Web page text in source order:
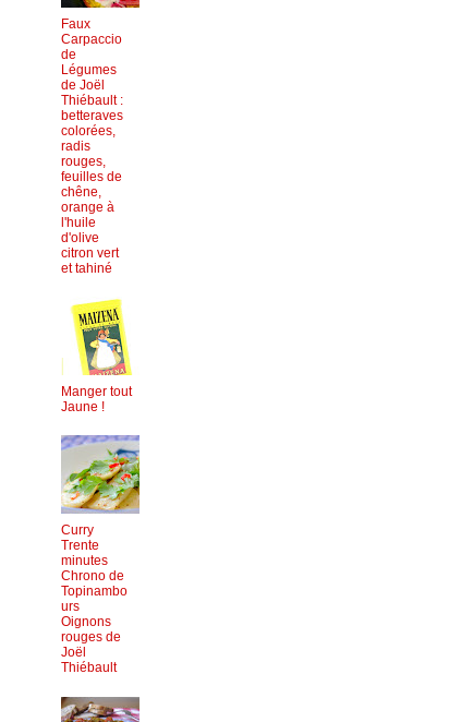
Faux
Carpaccio
de
Légumes
de Joël
Thiébault :
betteraves
colorées,
radis
rouges,
feuilles de
chêne,
orange à
l'huile
d'olive
citron vert
et tahiné
Manger tout
Jaune !
Curry
Trente
minutes
Chrono de
Topinambo
urs
Oignons
rouges de
Joël
Thiébault